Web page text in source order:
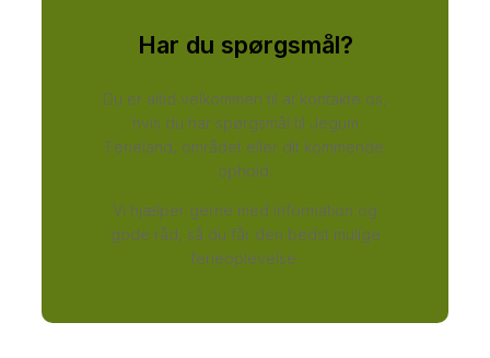
Har du spørgsmål?
Du er altid velkommen til at kontakte os,
hvis du har spørgsmål til Jegum
Ferieland, området eller dit kommende
ophold.
Vi hjælper gerne med information og
gode råd, så du får den bedst mulige
ferieoplevelse.